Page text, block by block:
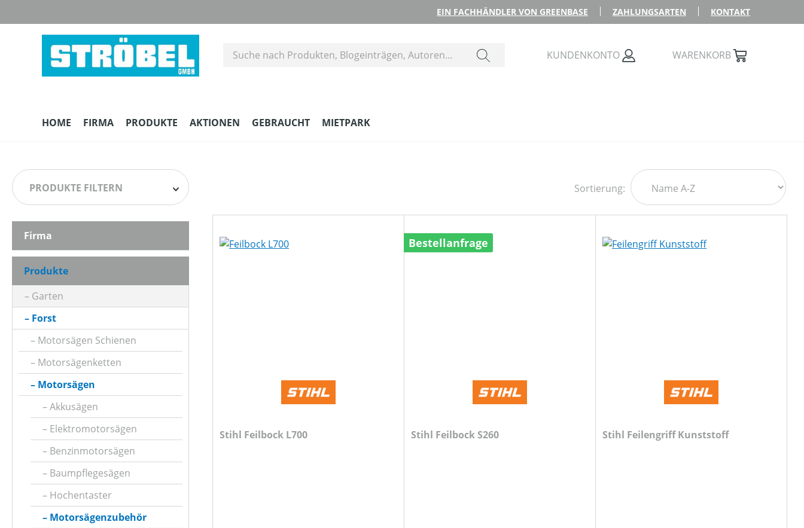
EIN FACHHÄNDLER VON GREENBASE ZAHLUNGSARTEN KONTAKT
KUNDENKONTO WARENKORB
HOME FIRMA PRODUKTE AKTIONEN GEBRAUCHT MIETPARK
PRODUKTE FILTERN
HERSTELLER
KLASSIFIZIERUNG
PREIS
Firma
Produkte
Garten
Forst
Motorsägen Schienen
Motorsägenketten
Motorsägen
Akkusägen
Elektromotorsägen
Benzinmotorsägen
Baumpflegesägen
Hochentaster
Motorsägenzubehör
Sortierung:
Stihl Feilbock L700
Bestellanfrage
Stihl Feilbock S260 Stihl Feilengriff Kunststoff